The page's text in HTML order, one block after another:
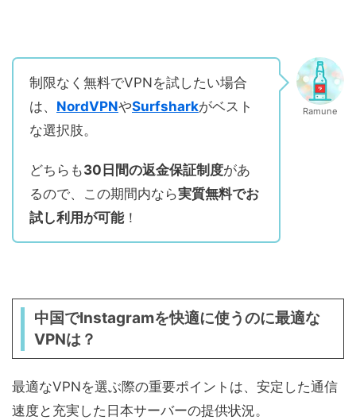
制限なく無料でVPNを試したい場合
は、 NordVPNやSurfsharkがベスト
な選択肢。
どちらも30日間の返金保証制度があ
るので、この期間内なら実質無料でお
試し利用が可能！
Ramune
中国でInstagramを快適に使うのに最適な
VPNは？
最適なVPNを選ぶ際の重要ポイントは、安定した通信
速度と充実した日本サーバーの提供状況。